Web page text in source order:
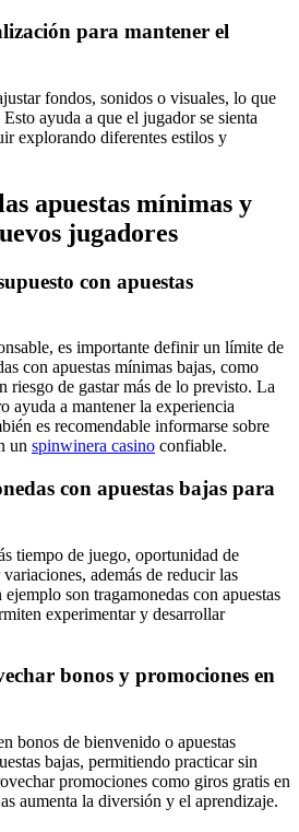
para mantener el
fondos, sonidos o visuales, lo que
ayuda a que el jugador se sienta
explorando diferentes estilos y
apuestas mínimas y
jugadores
con apuestas
es importante definir un límite de
con apuestas mínimas bajas, como
riesgo de gastar más de lo previsto. La
ayuda a mantener la experiencia
es recomendable informarse sobre
un spinwinera casino confiable.
con apuestas bajas para
tiempo de juego, oportunidad de
además de reducir las
son tragamonedas con apuestas
experimentar y desarrollar
bonos y promociones en
bonos de bienvenido o apuestas
bajas, permitiendo practicar sin
promociones como giros gratis en
aumenta la diversión y el aprendizaje.